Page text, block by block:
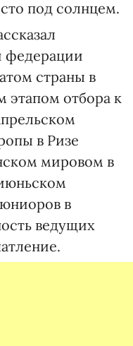
под солнцем.
федерации
страны в
этапом отбора к
в Ризе
мировом в
в
ведущих